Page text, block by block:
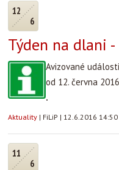
12
6
Týden na dlani
Avizované události
od 12. června 2016
.
Aktuality | FiLiP | 12.6.2016 14:50
11
6